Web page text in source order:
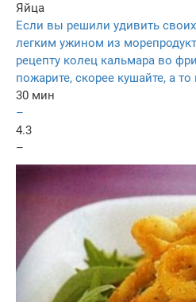
Яйца
Если вы решили удивить
легким ужином из
рецепту колец кальмара во
пожарите, скорее кушайте, а то
30 мин
–
4.3
–